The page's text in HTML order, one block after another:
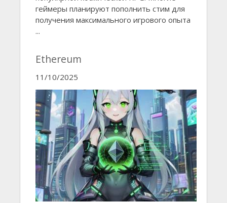
геймеры планируют пополнить стим для
получения максимального игрового опыта
...
Ethereum
11/10/2025